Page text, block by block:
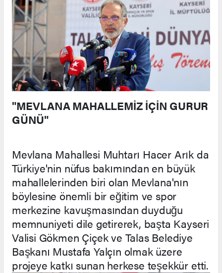
"MEVLANA MAHALLEMİZ İÇİN GURUR
GÜNÜ"
Mevlana Mahallesi Muhtarı Hacer Arık da
Türkiye'nin nüfus bakımından en büyük
mahallelerinden biri olan Mevlana'nın
böylesine önemli bir eğitim ve spor
merkezine kavuşmasından duyduğu
memnuniyeti dile getirerek, başta Kayseri
Valisi Gökmen Çiçek ve Talas Belediye
Başkanı Mustafa Yalçın olmak üzere
projeye katkı sunan herkese teşekkür etti.